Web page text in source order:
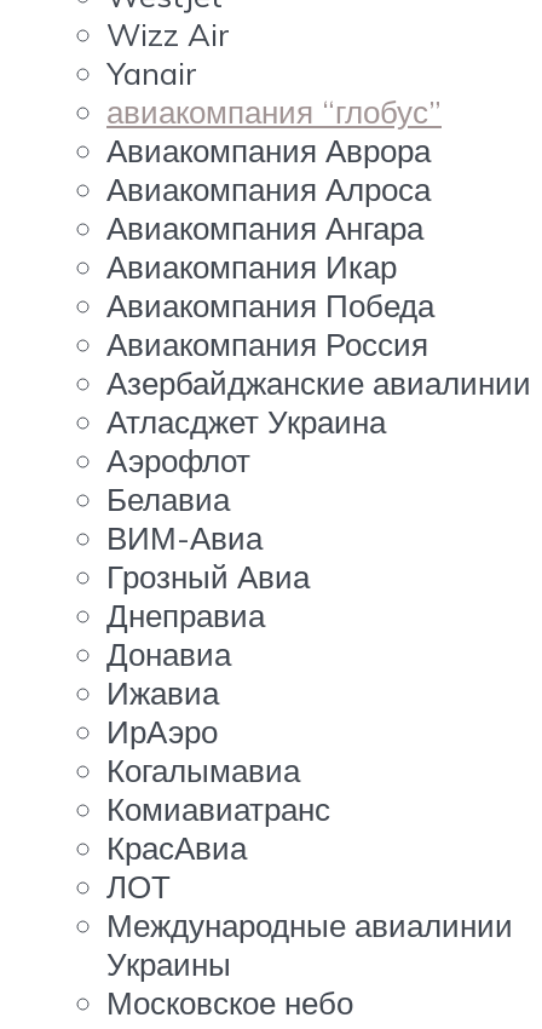
Wizz Air
Yanair
авиакомпания “глобус”
Авиакомпания Аврора
Авиакомпания Алроса
Авиакомпания Ангара
Авиакомпания Икар
Авиакомпания Победа
Авиакомпания Россия
Азербайджанские авиалинии
Атласджет Украина
Аэрофлот
Белавиа
ВИМ-Авиа
Грозный Авиа
Днеправиа
Донавиа
Ижавиа
ИрАэро
Когалымавиа
Комиавиатранс
КрасАвиа
ЛОТ
Международные авиалинии
Украины
Московское небо